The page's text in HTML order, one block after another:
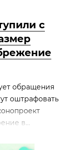
с
обращения
оштрафовать
в...